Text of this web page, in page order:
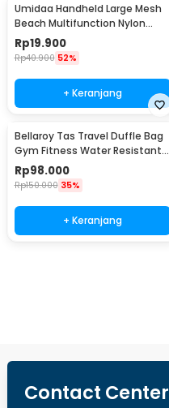
Umidaa Handheld Large Mesh
Beach Multifunction Nylon
Tote Bag - INU163
Rp19.900
Rp40.900 52%
+ Keranjang
Bellaroy Tas Travel Duffle Bag
Gym Fitness Water Resistant
36-55L - C50
Rp98.000
Rp150.000 35%
+ Keranjang
Contact Center